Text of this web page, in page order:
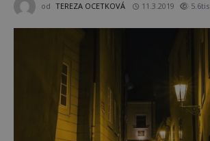
od TEREZA OCETKOVÁ 11.3.2019 5.6tis